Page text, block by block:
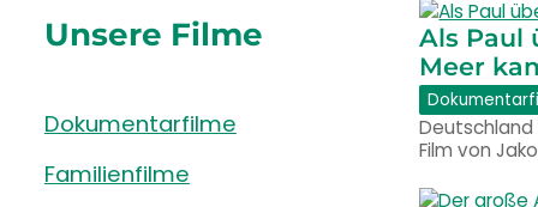
Als Paul
Meer
Deutschland
Film von
Unsere Filme
Dokumentarfilme
Familienfilme